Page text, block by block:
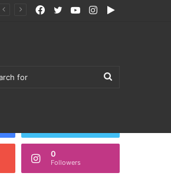
Google
Instagram
YouTube
Twitter
Facebook
Search
0
Followers